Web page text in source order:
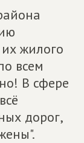
жилого
всем
В сфере
дорог,